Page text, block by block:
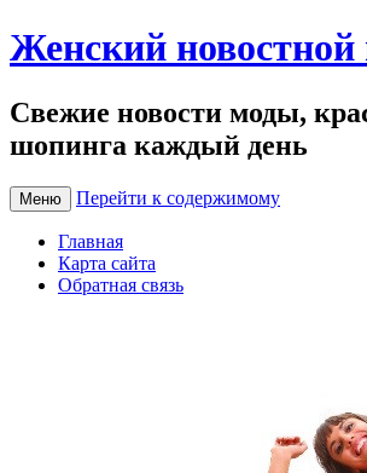
Женский новостной
Свежие новости моды,
шопинга каждый день
Меню Перейти к содержимому
Главная
Карта сайта
Обратная связь